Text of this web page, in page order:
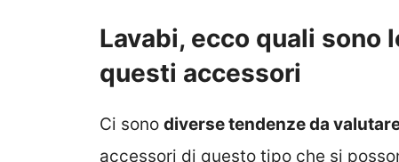
Lavabi, ecco quali sono
questi accessori
Ci sono diverse tendenze da
accessori di questo tipo che si